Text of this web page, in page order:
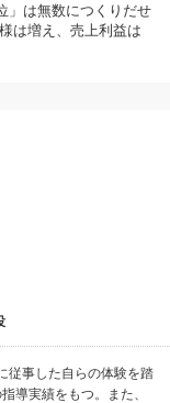
」は無数につくりだせ
は増え、売上利益は
従事した自らの体験を踏
導実績をもつ。また、